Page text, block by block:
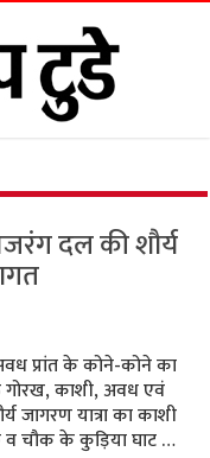
दल की शौर्य
प्रांत के कोने-कोने का
काशी, अवध एवं
जागरण यात्रा का काशी
व चौक के कुड़िया घाट …